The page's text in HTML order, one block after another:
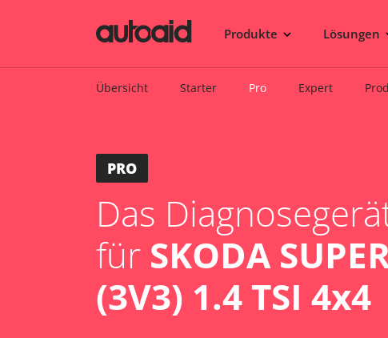
Produkte Lösungen
Übersicht Starter Pro Expert
PRO
Das
für SKODA
(3V3) 1.4 TSI 4x4